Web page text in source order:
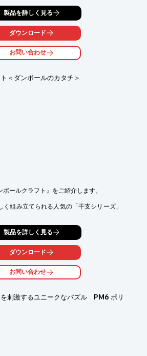
ンピュータを搭載し、自律制御で迷路を走
を競う競技の総称です。
ロマウスの動力機構に使用されています。
：マイクロマウス
製品を詳しく見る
ダウンロード
お問い合わせ
＜ダンボールのカタチ＞
ールクラフト』をご紹介します。
く組み立てられる人気の「干支シリーズ」
温かみのあるクラフトを提案・販売いたし
適したカタチがあります。ダンボールの種
ことで、多様なニーズにお答えすることが
製品を詳しく見る
ダウンロード
お問い合わせ
刺激するユニークなパズル PM6 ポリ